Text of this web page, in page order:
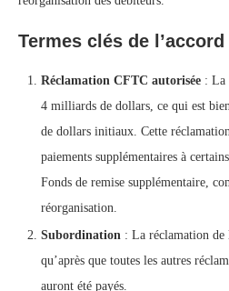
Termes clés de
Réclamation CFTC autorisée : La
4 milliards de dollars, ce qui est
de dollars initiaux. Cette
paiements supplémentaires à
Fonds de remise supplémentaire,
réorganisation.
Subordination : La réclamation de
qu’après que toutes les autres
auront été payés.